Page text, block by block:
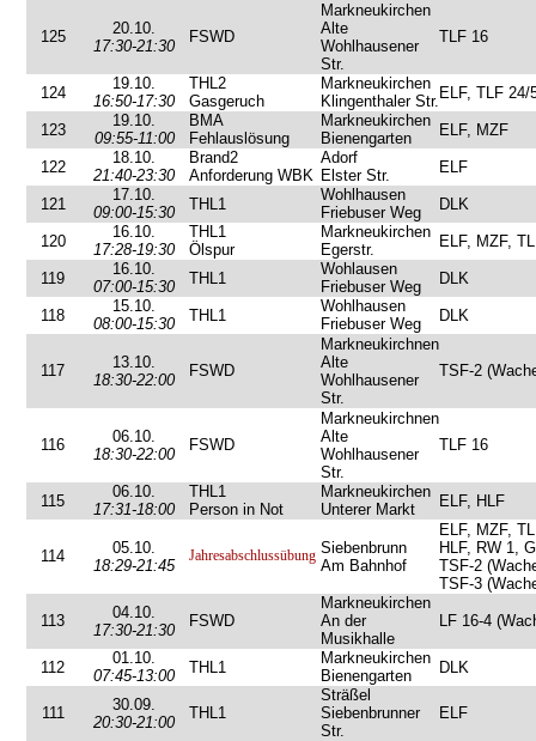
125
20.10.
17:30-21:30
FSWD
Markneukirchen
Alte
Wohlhausener
Str.
TLF 16
124
19.10.
16:50-17:30
THL2
Gasgeruch
Markneukirchen
Klingenthaler Str. ELF, TLF 24/
123
19.10.
09:55-11:00
BMA
Fehlauslösung
Markneukirchen
Bienengarten
ELF, MZF
122
18.10.
21:40-23:30
Brand2
Anforderung WBK
Adorf
Elster Str.
ELF
121
17.10.
09:00-15:30
THL1
Wohlhausen
Friebuser Weg
DLK
120
16.10.
17:28-19:30
THL1
Ölspur
Markneukirchen
Egerstr.
ELF, MZF,
119
16.10.
07:00-15:30
THL1
Wohlausen
Friebuser Weg
DLK
118
15.10.
08:00-15:30
THL1
Wohlhausen
Friebuser Weg
DLK
117
13.10.
18:30-22:00
FSWD
Markneukirchnen
Alte
Wohlhausener
Str.
TSF-2
116
06.10.
18:30-22:00
FSWD
Markneukirchnen
Alte
Wohlhausener
Str.
TLF 16
115
06.10.
17:31-18:00
THL1
Person in Not
Markneukirchen
Unterer Markt
ELF, HLF
114
05.10.
18:29-21:45
Jahresabschlussübung Siebenbrunn
Am Bahnhof
ELF, MZF,
HLF, RW 1,
TSF-2
TSF-3
113
04.10.
17:30-21:30
FSWD
Markneukirchen
An der
Musikhalle
LF 16-4
112
01.10.
07:45-13:00
THL1
Markneukirchen
Bienengarten
DLK
111
30.09.
20:30-21:00
THL1
Sträßel
Siebenbrunner
Str.
ELF